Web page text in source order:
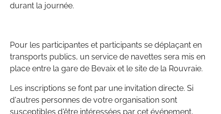
durant la journée.
Pour les participantes et participants se déplaçant en
transports publics, un service de navettes sera mis en
place entre la gare de Bevaix et le site de la Rouvraie.
Les inscriptions se font par une invitation directe. Si
d'autres personnes de votre organisation sont
susceptibles d'être intéressées par cet événement,